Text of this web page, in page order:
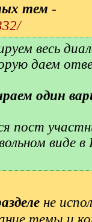
тем -
весь
даем
один
пост
виде
не